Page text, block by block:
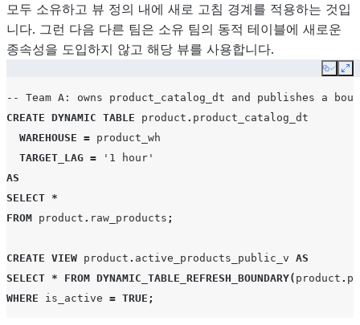
모두 소유하고 뷰 정의 내에 새로 고침 경계를 적용하는 것입
니다. 그런 다음 다른 팀은 소유 팀의 동적 테이블에 새로운
종속성을 도입하지 않고 해당 뷰를 사용합니다.
Copy
-- Team A: owns product_catalog_dt and publishes a
CREATE DYNAMIC TABLE product . product_catalog_dt
WAREHOUSE = product_wh
TARGET_LAG =
'1 hour'
AS
SELECT *
FROM product . raw_products ;
CREATE VIEW product . active_products_public_v AS
SELECT * FROM DYNAMIC_TABLE_REFRESH_BOUNDARY( product .
WHERE
is_active = TRUE ;